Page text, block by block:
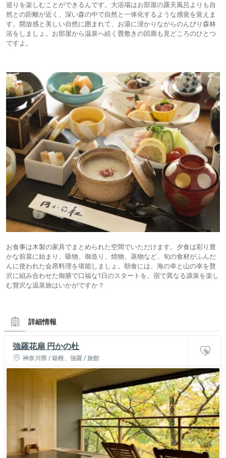
巡りを楽しむことができるんです。大浴場はお部屋の露天風呂よりも自
然との距離が近く、深い森の中で自然と一体化するような感覚を覚えま
す。開放感と美しい自然に囲まれて、お湯に浸かりながらのんびり森林
浴をしましょ。お部屋から温泉へ続く畳敷きの回廊も見どころのひとつ
ですよ。
お食事は木製の家具でまとめられた空間でいただけます。夕食は彩り豊
かな前菜に始まり、吸物、御造り、焼物、蒸物など、旬の食材がふんだ
んに使われた会席料理を堪能しましょ。朝食には、海の幸と山の幸を贅
沢に組み合わせた御膳で口福な1日のスタートを。宿で異なる源泉を楽し
む贅沢な温泉旅はいかがですか？
詳細情報
強羅花扇 円かの杜
神奈川県 / 箱根、強羅 / 旅館